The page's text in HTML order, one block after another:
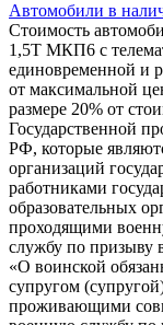
Автомобили в
Стоимость
1,5Т МКП6 с
единовременной и
от максимальной
размере 20% от
Государственной
РФ, которые
организаций
работниками
образовательных
проходящими
службу по призыву
«О воинской
супругом
проживающими